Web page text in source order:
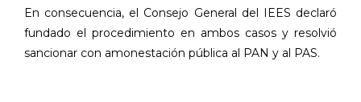
En consecuencia, el Consejo General del IEES declaró
fundado el procedimiento en ambos casos y resolvió
sancionar con amonestación pública al PAN y al PAS.